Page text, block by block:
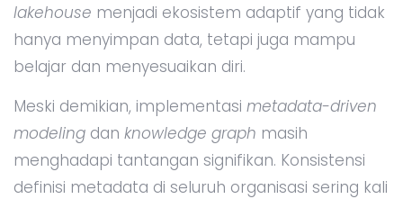
lakehouse menjadi ekosistem adaptif yang tidak
hanya menyimpan data, tetapi juga mampu
belajar dan menyesuaikan diri.
Meski demikian, implementasi metadata-driven
modeling dan knowledge graph masih
menghadapi tantangan signifikan. Konsistensi
definisi metadata di seluruh organisasi sering kali